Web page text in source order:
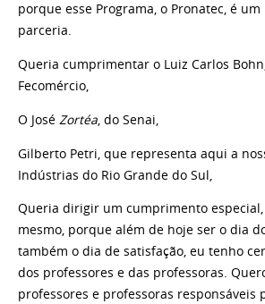
porque esse Programa, o Pronatec, é
parceria.
Queria cumprimentar o Luiz Carlos
Fecomércio,
O José Zortéa, do Senai,
Gilberto Petri, que representa aqui a
Indústrias do Rio Grande do Sul,
Queria dirigir um cumprimento
mesmo, porque além de hoje ser o dia
também o dia de satisfação, eu tenho
dos professores e das professoras.
professores e professoras responsáveis